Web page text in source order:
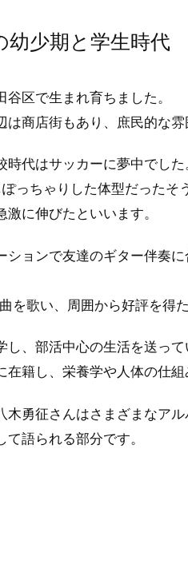
幼少期と学生時代
区で生まれ育ちました。
商店街もあり、庶民的な雰
代はサッカーに夢中でした
っちゃりした体型だったそ
に伸びたといいます。
ションで友達のギター伴奏
を歌い、周囲から好評を得た
、部活中心の生活を送って
籍し、栄養学や人体の仕組
勇征さんはさまざまなアル
て語られる部分です。